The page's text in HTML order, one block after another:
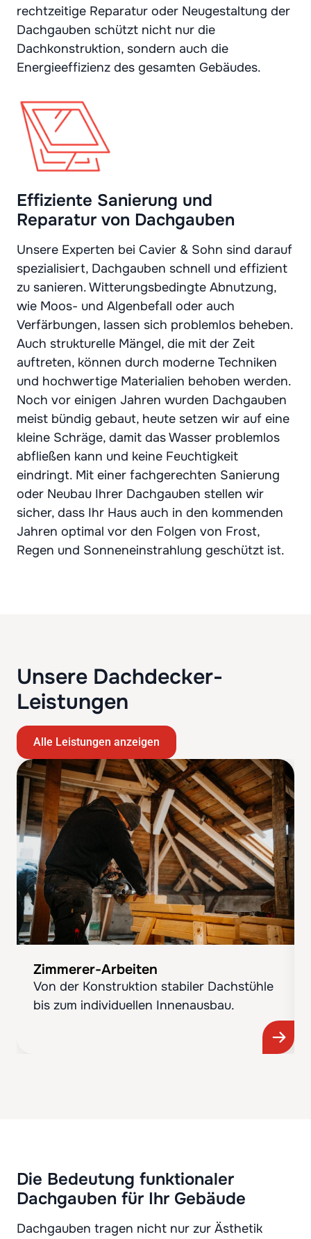
rechtzeitige Reparatur oder Neugestaltung der
Dachgauben schützt nicht nur die
Dachkonstruktion, sondern auch die
Energieeffizienz des gesamten Gebäudes.
Effiziente Sanierung und
Reparatur von Dachgauben
Unsere Experten bei Cavier & Sohn sind darauf
spezialisiert, Dachgauben schnell und effizient
zu sanieren. Witterungsbedingte Abnutzung,
wie Moos- und Algenbefall oder auch
Verfärbungen, lassen sich problemlos beheben.
Auch strukturelle Mängel, die mit der Zeit
auftreten, können durch moderne Techniken
und hochwertige Materialien behoben werden.
Noch vor einigen Jahren wurden Dachgauben
meist bündig gebaut, heute setzen wir auf eine
kleine Schräge, damit das Wasser problemlos
abfließen kann und keine Feuchtigkeit
eindringt. Mit einer fachgerechten Sanierung
oder Neubau Ihrer Dachgauben stellen wir
sicher, dass Ihr Haus auch in den kommenden
Jahren optimal vor den Folgen von Frost,
Regen und Sonneneinstrahlung geschützt ist.
Unsere Dachdecker-
Leistungen
Alle Leistungen anzeigen
Zimmerer-Arbeiten
Von der Konstruktion stabiler Dachstühle
bis zum individuellen Innenausbau.
Die Bedeutung funktionaler
Dachgauben für Ihr Gebäude
Dachgauben tragen nicht nur zur Ästhetik